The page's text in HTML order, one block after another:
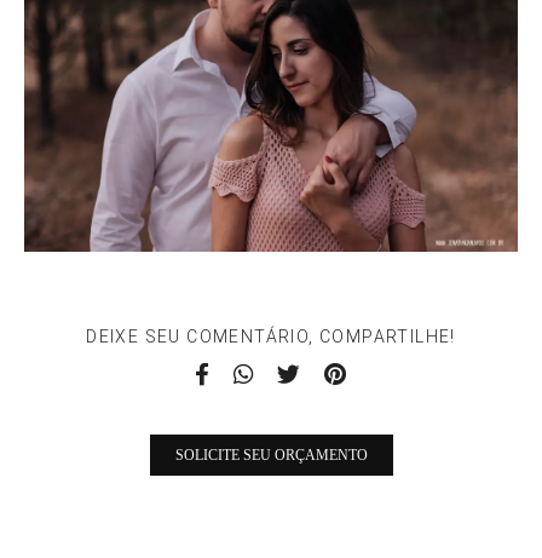
DEIXE SEU COMENTÁRIO, COMPARTILHE!
SOLICITE SEU ORÇAMENTO